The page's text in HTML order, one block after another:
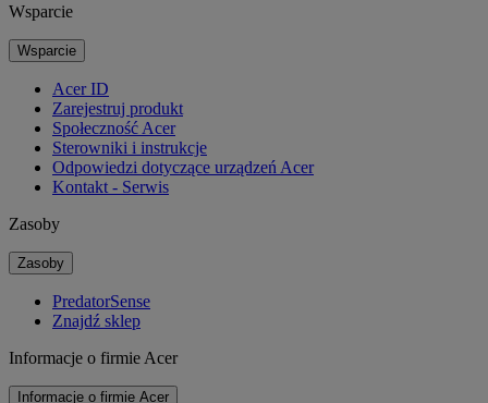
Wsparcie
Wsparcie
Acer ID
Zarejestruj produkt
Społeczność Acer
Sterowniki i instrukcje
Odpowiedzi dotyczące urządzeń Acer
Kontakt - Serwis
Zasoby
Zasoby
PredatorSense
Znajdź sklep
Informacje o firmie Acer
Informacje o firmie Acer